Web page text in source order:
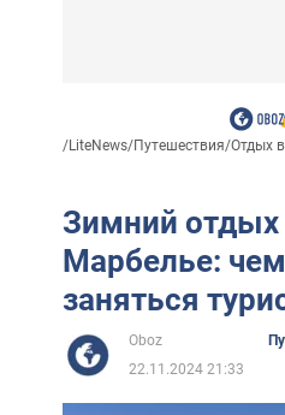
/LiteNews/Путешествия/Отдых
Зимний отдых
Марбелье:
заняться
Oboz
22.11.2024 21:33